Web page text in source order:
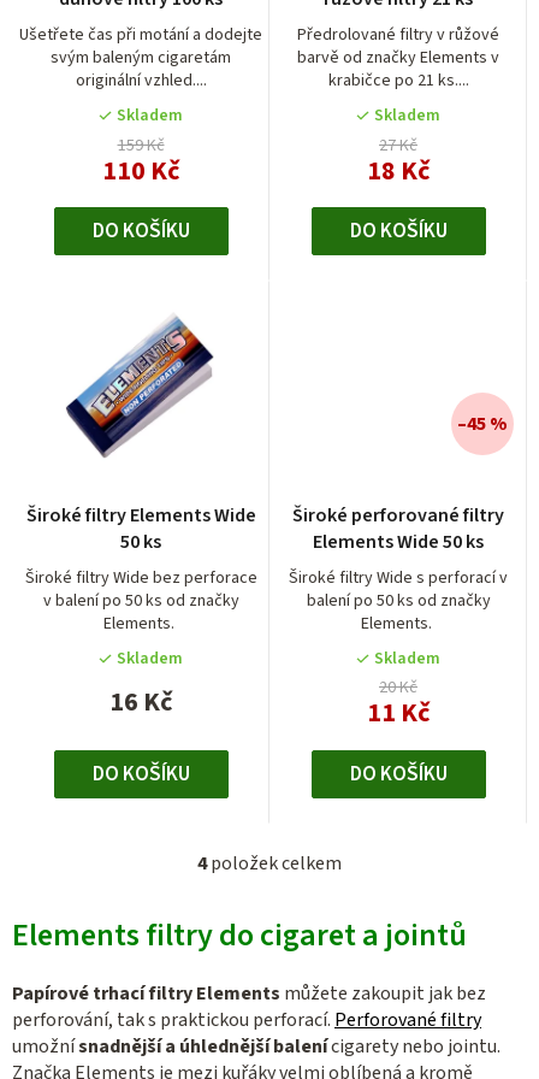
d
Ušetřete čas při motání a dodejte
svým baleným cigaretám
originální vzhled....
Skladem
159 Kč
110 Kč
DO KOŠÍKU
Předrolované filtry v růžové
barvě od značky Elements v
krabičce po 21 ks....
Skladem
27 Kč
18 Kč
DO KOŠÍKU
Široké filtry Elements Wide
50 ks
Široké filtry Wide bez perforace
v balení po 50 ks od značky
Elements.
Skladem
16 Kč
DO KOŠÍKU
Široké perforované filtry
Elements Wide 50 ks
Široké filtry Wide s perforací v
balení po 50 ks od značky
Elements.
hodnocení
produktu
je
5,0
z
5
hvězdiček.
Skladem
20 Kč
11 Kč
–45 %
DO KOŠÍKU
O
l
d
a
c
4položek celkem
Elements filtry do cigaret a jointů
Papírové trhací filtry Elements můžete zakoupit jak bez
perforování, tak s praktickou perforací. Perforované filtry
umožnísnadnější a úhlednější balenícigarety nebo jointu.
Značka Elements je mezi kuřáky velmi oblíbená a kromě